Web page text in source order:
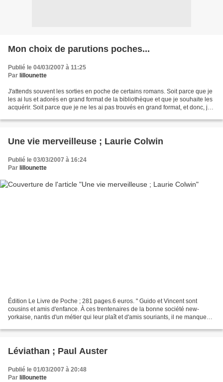
Mon choix de parutions poches...
Publié le 04/03/2007 à 11:25
Par lillounette
J'attends souvent les sorties en poche de certains romans. Soit parce que je
les ai lus et adorés en grand format de la bibliothèque et que je souhaite les
acquérir. Soit parce que je ne les ai pas trouvés en grand format, et donc, je
Une vie merveilleuse ; Laurie Colwin
Publié le 03/03/2007 à 16:24
Par lillounette
Édition Le Livre de Poche ; 281 pages.6 euros. " Guido et Vincent sont
cousins et amis d'enfance. À ces trentenaires de la bonne société new-
yorkaise, nantis d'un métier qui leur plaît et d'amis souriants, il ne manque
Léviathan ; Paul Auster
Publié le 01/03/2007 à 20:48
Par lillounette